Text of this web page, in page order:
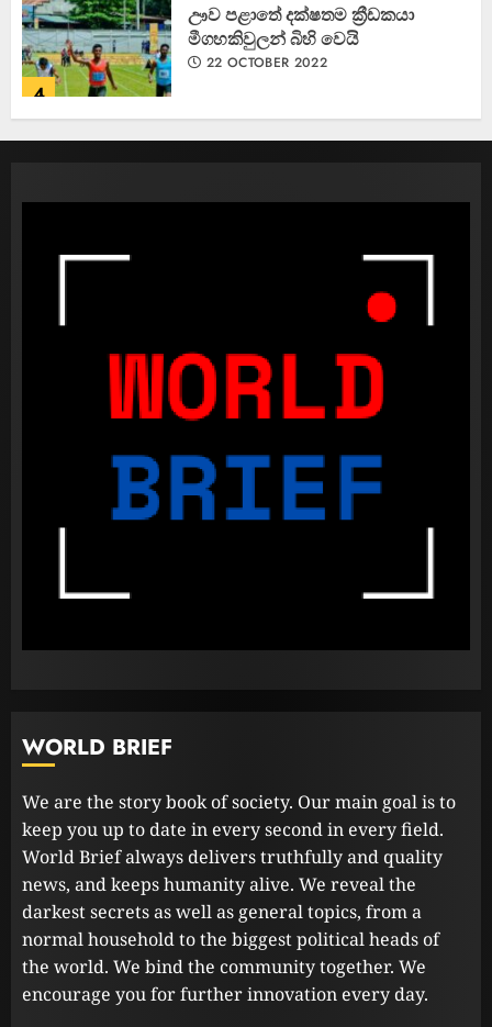
4
ඌව පළාතේ දක්ෂතම ක්‍රීඩකයා
මීගහකිවුලන් බිහි වෙයි
22 OCTOBER 2022
කැණීම් වලදී හමුවුන ලිංගික උපකරණ
23 FEBRUARY 2023
3
WORLD BRIEF
We are the story book of society. Our main goal is to
keep you up to date in every second in every field.
World Brief always delivers truthfully and quality
news, and keeps humanity alive. We reveal the
darkest secrets as well as general topics, from a
normal household to the biggest political heads of
the world. We bind the community together. We
encourage you for further innovation every day.